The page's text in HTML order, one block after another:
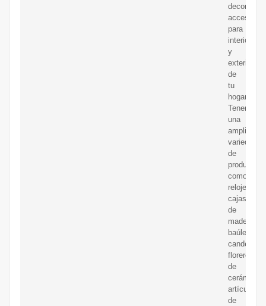
accesorios
para
interior
y
exterior
de
tu
hogar.
Tenemos
una
amplia
variedad
de
productos
como
relojes,
cajas
de
madera,
baúles,
floreros
de
cerámica,
artículos
de